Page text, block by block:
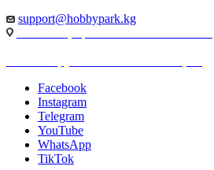
support@hobbypark.kg
Facebook
Instagram
Telegram
YouTube
WhatsApp
TikTok